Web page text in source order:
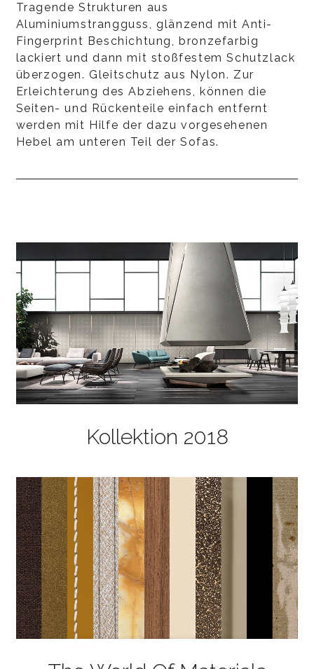
Tragende Strukturen aus
Aluminiumstrangguss, glänzend mit Anti-
Fingerprint Beschichtung, bronzefarbig
lackiert und dann mit stoßfestem Schutzlack
überzogen. Gleitschutz aus Nylon. Zur
Erleichterung des Abziehens, können die
Seiten- und Rückenteile einfach entfernt
werden mit Hilfe der dazu vorgesehenen
Hebel am unteren Teil der Sofas.
Kollektion 2018